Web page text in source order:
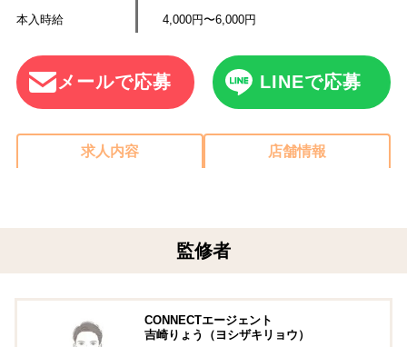
本入時給
4,000円〜6,000円
メールで応募 LINEで応募
求人内容 店舗情報
監修者
CONNECTエージェント
吉崎りょう（ヨシザキリョウ）